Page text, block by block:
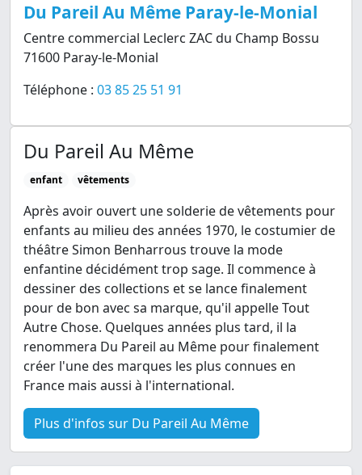
Du Pareil Au Même Paray-le-Monial
Centre commercial Leclerc ZAC du Champ Bossu
71600 Paray-le-Monial
Téléphone : 03 85 25 51 91
Du Pareil Au Même
enfant vêtements
Après avoir ouvert une solderie de vêtements pour
enfants au milieu des années 1970, le costumier de
théâtre Simon Benharrous trouve la mode
enfantine décidément trop sage. Il commence à
dessiner des collections et se lance finalement
pour de bon avec sa marque, qu'il appelle Tout
Autre Chose. Quelques années plus tard, il la
renommera Du Pareil au Même pour finalement
créer l'une des marques les plus connues en
France mais aussi à l'international.
Plus d'infos sur Du Pareil Au Même